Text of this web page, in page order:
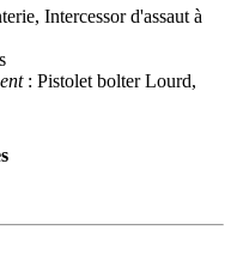
Intercessor d'assaut à
: Pistolet bolter Lourd,